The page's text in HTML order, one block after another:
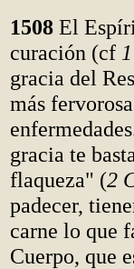
1508 El
curación (cf
gracia del
más
gracia te
flaqueza" (2
padecer,
carne lo que
Cuerpo, que